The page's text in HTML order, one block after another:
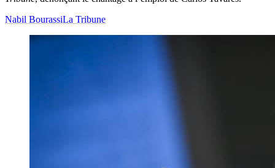
Nabil BourassiLa Tribune